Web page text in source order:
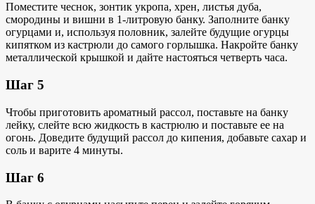
Поместите чеснок, зонтик укропа, хрен, листья дуба,
смородины и вишни в 1-литровую банку. Заполните банку
огурцами и, используя половник, залейте будущие огурцы
кипятком из кастрюли до самого горлышка. Накройте банку
металлической крышкой и дайте настояться четверть часа.
Шаг 5
Чтобы приготовить ароматный рассол, поставьте на банку
лейку, слейте всю жидкость в кастрюлю и поставьте ее на
огонь. Доведите будущий рассол до кипения, добавьте сахар и
соль и варите 4 минуты.
Шаг 6